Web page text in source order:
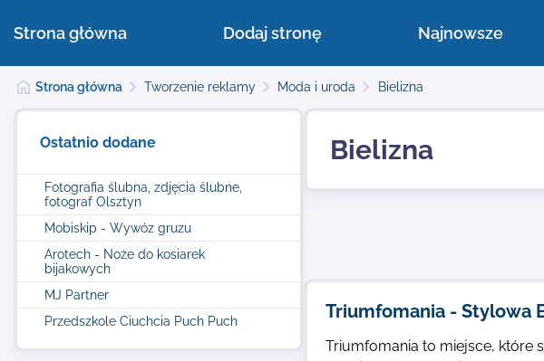
Strona główna Dodaj stronę Najnowsze
Strona główna Tworzenie reklamy Moda i uroda Bielizna
Ostatnio dodane
Fotografia ślubna, zdjęcia ślubne,
fotograf Olsztyn
Mobiskip - Wywóz gruzu
Arotech - Noże do kosiarek
bijakowych
MJ Partner
Przedszkole Ciuchcia Puch Puch
Bielizna
Triumfomania - Stylowa
Triumfomania to miejsce, które